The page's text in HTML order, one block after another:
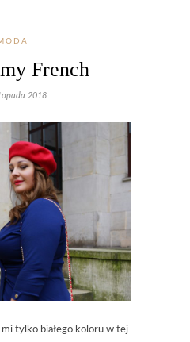
French
2018
tylko białego koloru w tej